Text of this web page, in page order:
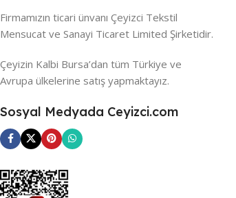
Firmamızın ticari ünvanı Çeyizci Tekstil
Mensucat ve Sanayi Ticaret Limited Şirketidir.
Çeyizin Kalbi Bursa’dan tüm Türkiye ve
Avrupa ülkelerine satış yapmaktayız.
Sosyal Medyada Ceyizci.com